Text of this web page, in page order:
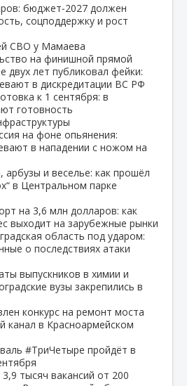
бюджет‑2027 должен
соцподдержку и рост
СВО у Мамаева
на финишной прямой
двух лет публиковал фейки:
в дискредитации ВС РФ
к 1 сентября: в
готовность
на фоне опьянения:
в нападении с ножом на
арбузы и веселье: как прошёл
в Центральном парке
на 3,6 млн долларов: как
выходит на зарубежные рынки
область под ударом:
о последствиях атаки
выпускников в химии и
вузы закрепились в
конкурс на ремонт моста
канал в Красноармейском
#ТриЧетыре пройдёт в
тысяч вакансий от 200